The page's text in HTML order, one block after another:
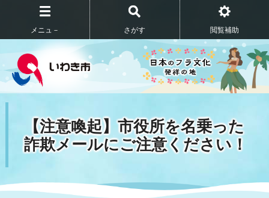
メニュ－ さがす 閲覧補助
【注意喚起】市役所を名乗った
詐欺メールにご注意ください！